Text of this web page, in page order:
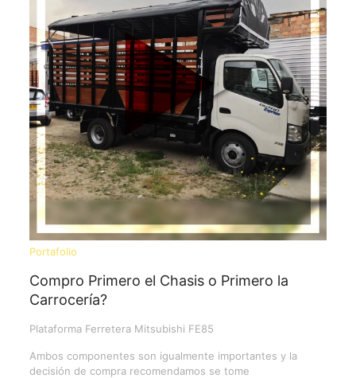
Portafolio
Compro Primero el Chasis o Primero la
Carrocería?
Plataforma Ferretera Mitsubishi FE85
Ambos componentes son igualmente importantes y la
decisión de compra recomendamos se tome